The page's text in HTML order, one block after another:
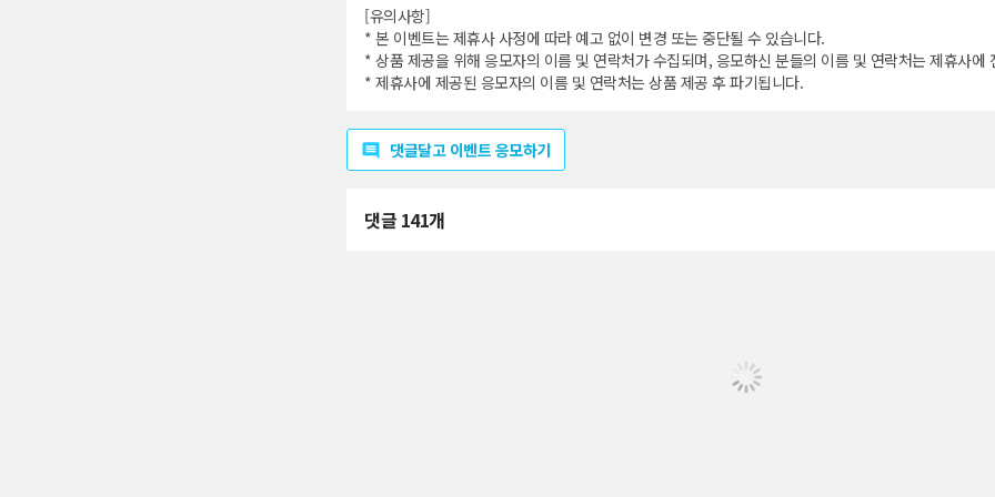
[유의사항]
* 본 이벤트는 제휴사 사정에 따라 예고 없이 변경 또는 중단될 수 있습니다.
* 상품 제공을 위해 응모자의 이름 및 연락처가 수집되며, 응모하신 분들의 이름 및 연락처는 제휴사에
* 제휴사에 제공된 응모자의 이름 및 연락처는 상품 제공 후 파기됩니다.
댓글달고 이벤트 응모하기
댓글 141개